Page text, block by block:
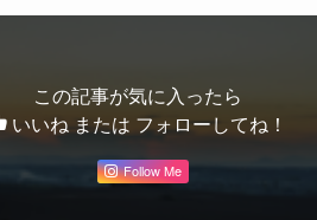
この記事が気に入ったら
いいね または フォローしてね！
Follow Me